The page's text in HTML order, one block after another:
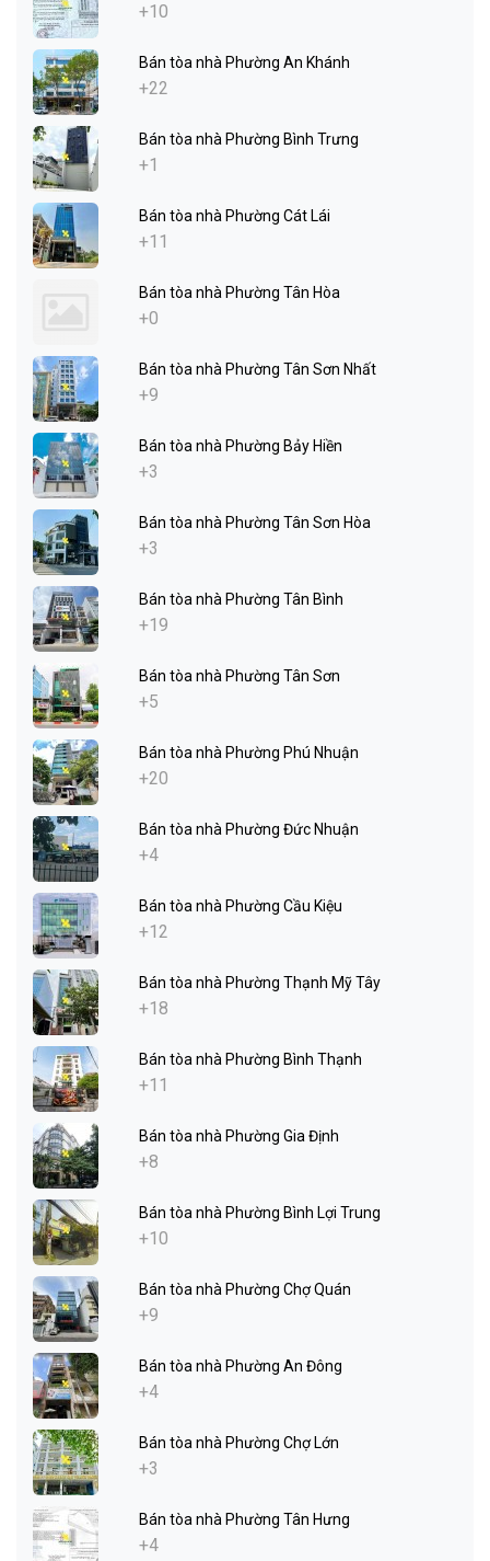
+10
Bán tòa nhà Phường An Khánh
+22
Bán tòa nhà Phường Bình Trưng
+1
Bán tòa nhà Phường Cát Lái
+11
Bán tòa nhà Phường Tân Hòa
+0
Bán tòa nhà Phường Tân Sơn Nhất
+9
Bán tòa nhà Phường Bảy Hiền
+3
Bán tòa nhà Phường Tân Sơn Hòa
+3
Bán tòa nhà Phường Tân Bình
+19
Bán tòa nhà Phường Tân Sơn
+5
Bán tòa nhà Phường Phú Nhuận
+20
Bán tòa nhà Phường Đức Nhuận
+4
Bán tòa nhà Phường Cầu Kiệu
+12
Bán tòa nhà Phường Thạnh Mỹ Tây
+18
Bán tòa nhà Phường Bình Thạnh
+11
Bán tòa nhà Phường Gia Định
+8
Bán tòa nhà Phường Bình Lợi Trung
+10
Bán tòa nhà Phường Chợ Quán
+9
Bán tòa nhà Phường An Đông
+4
Bán tòa nhà Phường Chợ Lớn
+3
Bán tòa nhà Phường Tân Hưng
+4